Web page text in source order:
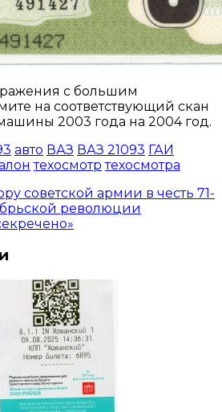
с большим
на соответствующий скан
2003 года на 2004 год.
авто ВАЗ ВАЗ 21093 ГАИ
техосмотр техосмотра
советской армии в честь 71-
революции